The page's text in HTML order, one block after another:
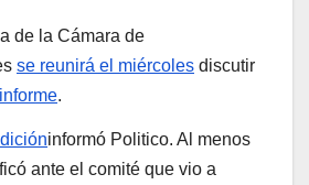
de la Cámara de
se reunirá el miércoles discutir
.
informó Politico. Al menos
ante el comité que vio a